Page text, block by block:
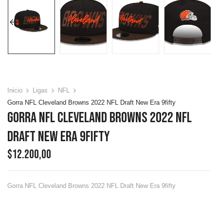
Inicio Ligas
NFL
Gorra NFL Cleveland Browns 2022 NFL Draft New Era 9fifty
Gorra NFL Cleveland Browns 2022 NFL
Draft New Era 9fifty
$12.200,00
Gorra NFL Cleveland Browns 2022 NFL Draft New Era 9fifty